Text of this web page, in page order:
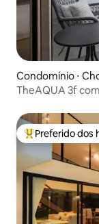
Condomínio ⋅
TheAQUA 3f
Entre os
Preferido dos